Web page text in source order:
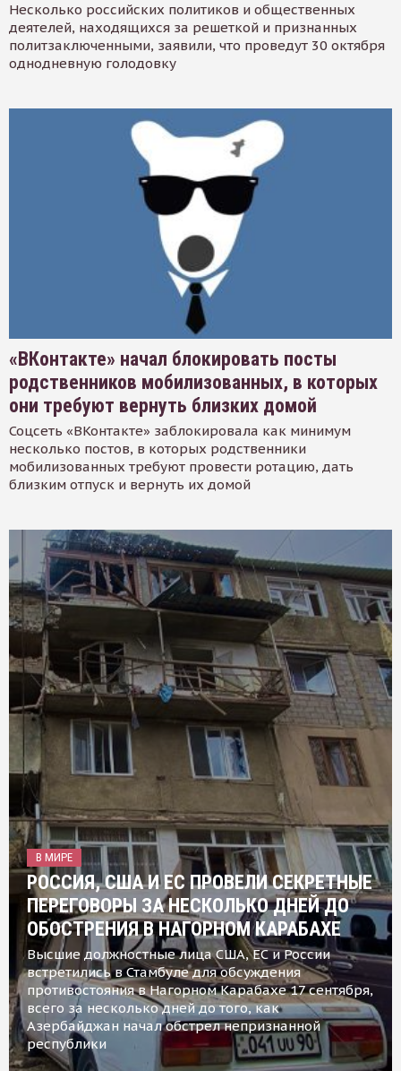
Несколько российских политиков и общественных
деятелей, находящихся за решеткой и признанных
политзаключенными, заявили, что проведут 30 октября
однодневную голодовку
«ВКонтакте» начал блокировать посты
родственников мобилизованных, в которых
они требуют вернуть близких домой
Соцсеть «ВКонтакте» заблокировала как минимум
несколько постов, в которых родственники
мобилизованных требуют провести ротацию, дать
близким отпуск и вернуть их домой
В МИРЕ
РОССИЯ, США И ЕС ПРОВЕЛИ СЕКРЕТНЫЕ
ПЕРЕГОВОРЫ ЗА НЕСКОЛЬКО ДНЕЙ ДО
ОБОСТРЕНИЯ В НАГОРНОМ КАРАБАХЕ
Высшие должностные лица США, ЕС и России
встретились в Стамбуле для обсуждения
противостояния в Нагорном Карабахе 17 сентября,
всего за несколько дней до того, как
Азербайджан начал обстрел непризнанной
республики